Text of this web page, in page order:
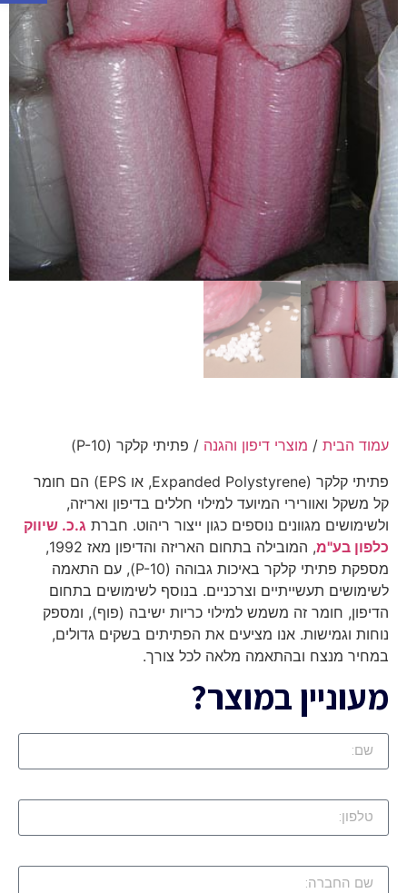
עמוד הבית / מוצרי דיפון והגנה / פתיתי קלקר (P-10)
פתיתי קלקר (Expanded Polystyrene, או EPS) הם חומר
קל משקל ואוורירי המיועד למילוי חללים בדיפון ואריזה,
ולשימושים מגוונים נוספים כגון ייצור ריהוט. חברת ג.כ. שיווק
כלפון בע"מ
, המובילה בתחום האריזה והדיפון מאז 1992,
מספקת פתיתי קלקר באיכות גבוהה (P-10), עם התאמה
לשימושים תעשייתיים וצרכניים. בנוסף לשימושים בתחום
הדיפון, חומר זה משמש למילוי כריות ישיבה (פוף), ומספק
נוחות וגמישות. אנו מציעים את הפתיתים בשקים גדולים,
במחיר מנצח ובהתאמה מלאה לכל צורך.
מעוניין במוצר?